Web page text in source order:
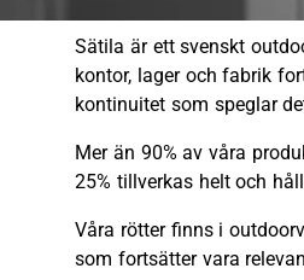
Sätila är ett svenskt
kontor, lager och fabrik
kontinuitet som speglar
Mer än 90% av våra
25% tillverkas helt och
Våra rötter finns i
som fortsätter vara